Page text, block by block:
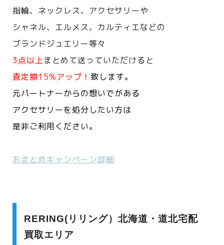
指輪、ネックレス、アクセサリーや
シャネル、エルメス、カルティエなどの
ブランドジュエリー等々
3点以上まとめて送っていただけると
査定額15%アップ！ 致します。
元パートナーからの想いでがある
アクセサリーを処分したい方は
是非ご利用ください。
おまとめキャンペーン詳細
RERING(リリング）北海道・道北宅配
買取エリア